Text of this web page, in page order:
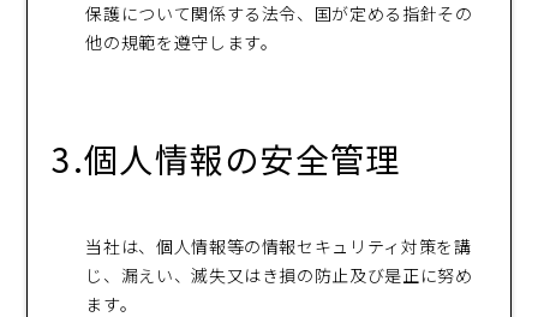
保護について関係する法令、国が定める指針その
他の規範を遵守します。
3.個人情報の安全管理
当社は、個人情報等の情報セキュリティ対策を講
じ、漏えい、滅失又はき損の防止及び是正に努め
ます。